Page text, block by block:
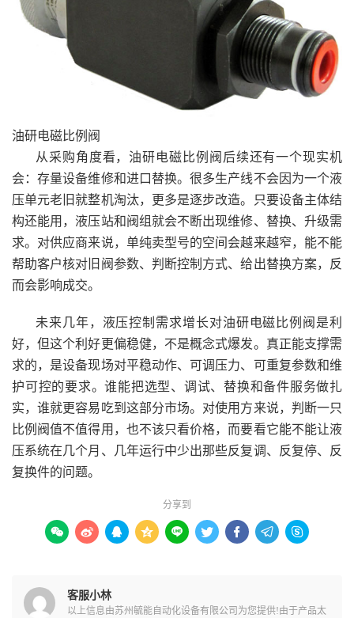
油研电磁比例阀
从采购角度看，油研电磁比例阀后续还有一个现实机
会：存量设备维修和进口替换。很多生产线不会因为一个液
压单元老旧就整机淘汰，更多是逐步改造。只要设备主体结
构还能用，液压站和阀组就会不断出现维修、替换、升级需
求。对供应商来说，单纯卖型号的空间会越来越窄，能不能
帮助客户核对旧阀参数、判断控制方式、给出替换方案，反
而会影响成交。
未来几年，液压控制需求增长对油研电磁比例阀是利
好，但这个利好更偏稳健，不是概念式爆发。真正能支撑需
求的，是设备现场对平稳动作、可调压力、可重复参数和维
护可控的要求。谁能把选型、调试、替换和备件服务做扎
实，谁就更容易吃到这部分市场。对使用方来说，判断一只
比例阀值不值得用，也不该只看价格，而要看它能不能让液
压系统在几个月、几年运行中少出那些反复调、反复停、反
复换件的问题。
分享到
        
客服小林
以上信息由苏州毓能自动化设备有限公司为您提供!由于产品太